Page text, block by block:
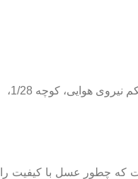
آدرس : تهران -خیابان پیروزی، خیابان یکم نیروی هوایی، کوچه 1/28،
که چطور عسل با کیفیت را